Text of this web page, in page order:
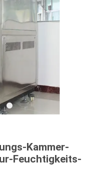
Kammer-
Feuchtigkeits-